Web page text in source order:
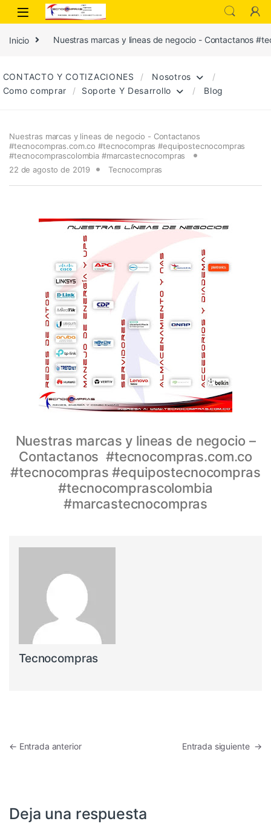
Inicio Nuestras marcas y lineas de negocio - Contactanos
CONTACTO Y COTIZACIONES
Nosotros
Como comprar
Soporte Y Desarrollo Blog
Nuestras marcas y lineas de negocio - Contactanos
#tecnocompras.com.co #tecnocompras #equipostecnocompras
#tecnocomprascolombia #marcastecnocompras
22 de agosto de 2019
Tecnocompras
Nuestras marcas y lineas de negocio –
Contactanos #tecnocompras.com.co
#tecnocompras #equipostecnocompras
#tecnocomprascolombia
#marcastecnocompras
Tecnocompras
Navegación de entradas
← Entrada anterior Entrada siguiente →
Deja una respuesta